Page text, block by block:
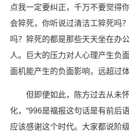
点我一定要纠正，千万不要觉得
会猝死，你听说过清洁工猝死吗
吗？猝死的都是那些天天坐在办
人。巨大的压力对人心理产生负
面机能产生的负面影响，远超过
但即便如此，陈方过去从未
化，“996是福报这句话是有前后
应该感谢这个时代。大家都说阶